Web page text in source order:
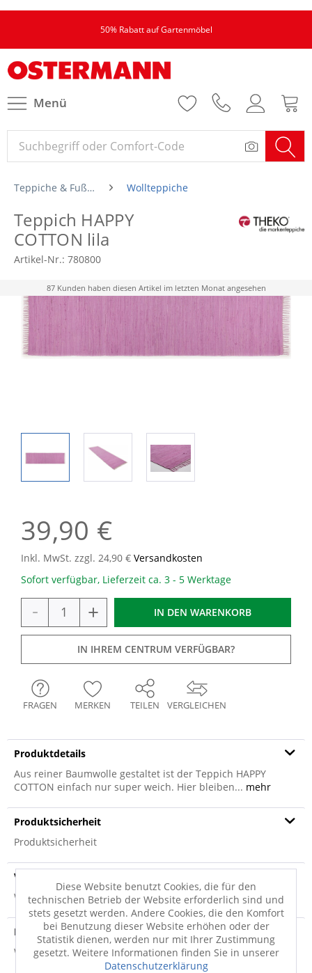
50% Rabatt auf Gartenmöbel
Menü
Teppiche & Fußmatten Wollteppiche
Teppich HAPPY
COTTON lila
Artikel-Nr.: 780800
87 Kunden haben diesen Artikel im letzten Monat angesehen
39,90 €
Inkl. MwSt. zzgl. 24,90 € Versandkosten
Sofort verfügbar, Lieferzeit ca. 3 - 5 Werktage
- + IN DEN WARENKORB
IN IHREM CENTRUM VERFÜGBAR?
VERGLEICHEN
FRAGEN MERKEN TEILEN
Produktdetails
Aus reiner Baumwolle gestaltet ist der Teppich HAPPY
COTTON einfach nur super weich. Hier bleiben... mehr
Produktsicherheit
Produktsicherheit
Versandinfo
Weitere Informationen zum Versand...
Hersteller
Weitere Informationen zum Hersteller...
Diese Website benutzt Cookies, die für den
technischen Betrieb der Website erforderlich sind und
stets gesetzt werden. Andere Cookies, die den Komfort
bei Benutzung dieser Website erhöhen oder der
Statistik dienen, werden nur mit Ihrer Zustimmung
gesetzt. Weitere Informationen finden Sie in unserer
Datenschutzerklärung